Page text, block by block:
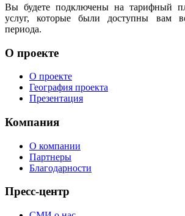
Вы будете подключены на тарифный
услуг, которые были доступны вам
периода.
О проекте
О проекте
География проекта
Презентация
Компания
О компании
Партнеры
Благодарности
Пресс-центр